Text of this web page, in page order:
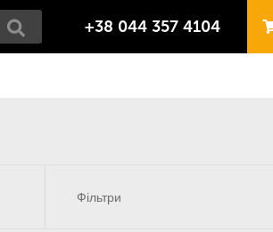
+38 044 357 4104
Фільтри